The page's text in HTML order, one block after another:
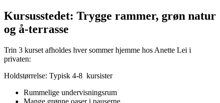
Kursusstedet: Trygge rammer, grøn natur
og å-terrasse
Trin 3 kurset afholdes hver sommer hjemme hos Anette Lei i
privaten:
Holdstørrelse: Typisk 4-8 kursister
Rummelige undervisningsrum